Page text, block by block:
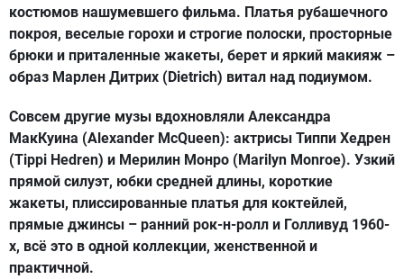
костюмов нашумевшего фильма. Платья рубашечного
покроя, веселые горохи и строгие полоски, просторные
брюки и приталенные жакеты, берет и яркий макияж –
образ Марлен Дитрих (Dietrich) витал над подиумом.
Совсем другие музы вдохновляли Александра
МакКуина (Alexander McQueen): актрисы Типпи Хедрен
(Tippi Hedren) и Мерилин Монро (Marilyn Monroe). Узкий
прямой силуэт, юбки средней длины, короткие
жакеты, плиссированные платья для коктейлей,
прямые джинсы – ранний рок-н-ролл и Голливуд 1960-
х, всё это в одной коллекции, женственной и
практичной.